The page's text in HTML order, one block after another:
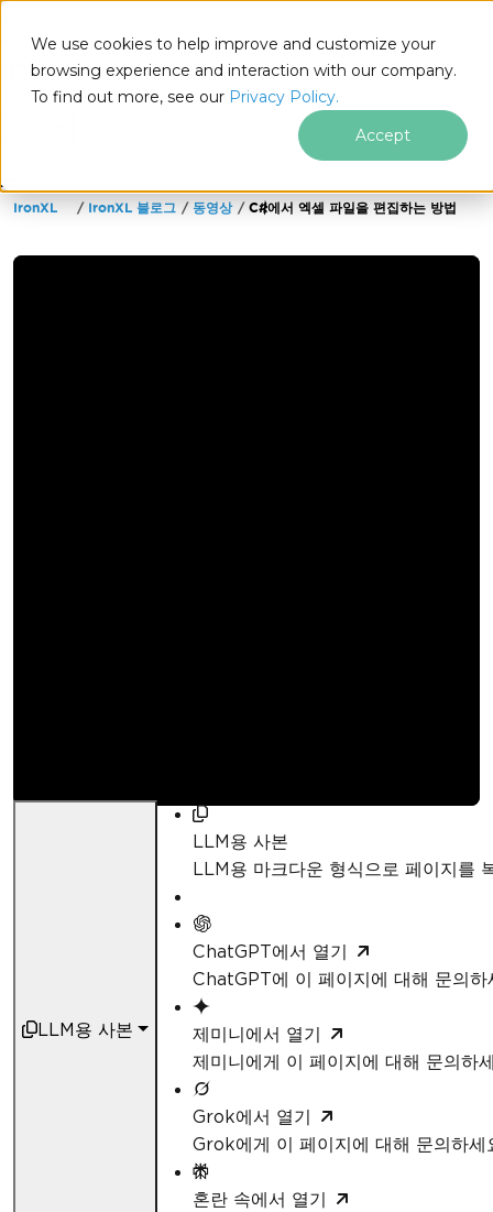
We use cookies to help improve and customize your
browsing experience and interaction with our company.
To find out more, see our Privacy Policy.
Accept
푸터 콘텐츠로 바로가기
IronXL IronXL 블로그 동영상 C#에서 엑셀 파일을 편집하는 방법
LLM용 사본
LLM용 사본
LLM용 마크다운 형식으로 페이지를
ChatGPT에서 열기
ChatGPT에 이 페이지에 대해 문의하
제미니에서 열기
제미니에게 이 페이지에 대해 문의하
Grok에서 열기
Grok에게 이 페이지에 대해 문의하세
혼란 속에서 열기